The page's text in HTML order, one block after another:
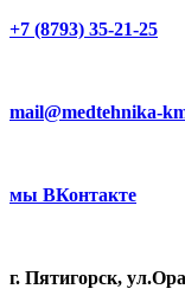
+7 (8793) 35-21-25
mail@medtehnika-
мы ВКонтакте
г. Пятигорск,